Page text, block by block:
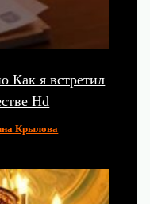
Как я встретил
Hd
Крылова